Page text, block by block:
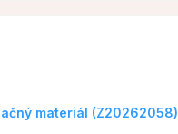
materiál (Z20262058)